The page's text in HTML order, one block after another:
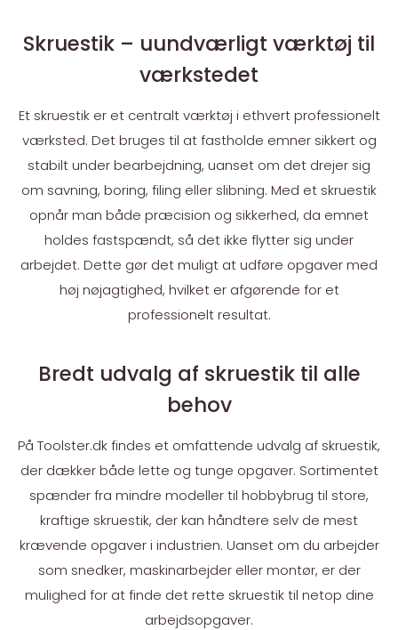
Skruestik – uundværligt værktøj til
værkstedet
Et skruestik er et centralt værktøj i ethvert professionelt
værksted. Det bruges til at fastholde emner sikkert og
stabilt under bearbejdning, uanset om det drejer sig
om savning, boring, filing eller slibning. Med et skruestik
opnår man både præcision og sikkerhed, da emnet
holdes fastspændt, så det ikke flytter sig under
arbejdet. Dette gør det muligt at udføre opgaver med
høj nøjagtighed, hvilket er afgørende for et
professionelt resultat.
Bredt udvalg af skruestik til alle
behov
På Toolster.dk findes et omfattende udvalg af skruestik,
der dækker både lette og tunge opgaver. Sortimentet
spænder fra mindre modeller til hobbybrug til store,
kraftige skruestik, der kan håndtere selv de mest
krævende opgaver i industrien. Uanset om du arbejder
som snedker, maskinarbejder eller montør, er der
mulighed for at finde det rette skruestik til netop dine
arbejdsopgaver.